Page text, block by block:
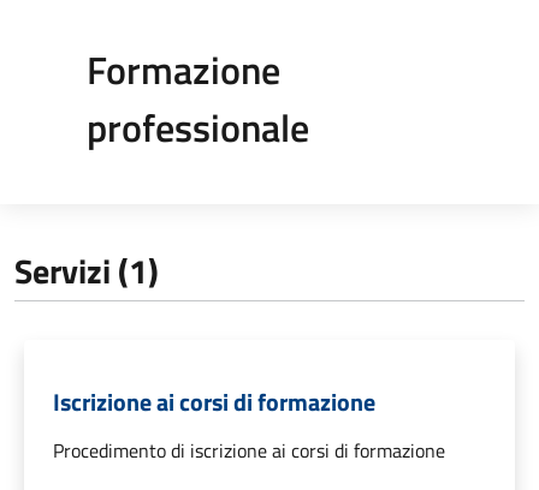
Formazione
professionale
Servizi (1)
Iscrizione ai corsi di formazione
Procedimento di iscrizione ai corsi di formazione